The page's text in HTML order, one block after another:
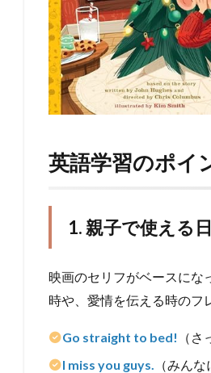
英語学習のポイ
1. 親子で使える
映画のセリフがベースにな
時や、愛情を伝える時のフ
Go straight to bed!
（
I miss you guys.
（みん